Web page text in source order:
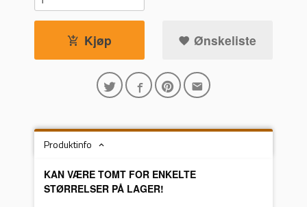
Kjøp Ønskeliste
Produktinfo
KAN VÆRE TOMT FOR ENKELTE
STØRRELSER PÅ LAGER!